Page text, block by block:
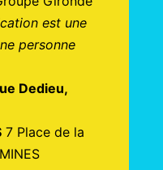
est une
personne
Dedieu,
7 Place de la